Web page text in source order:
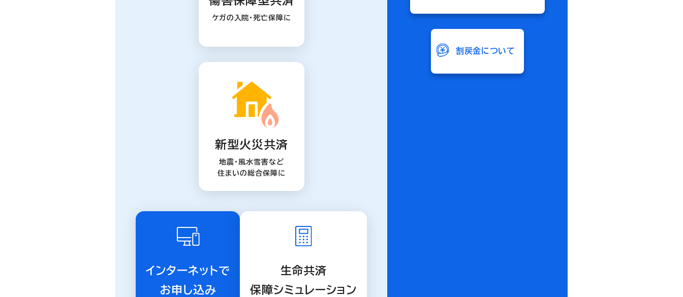
ケガの入院・死亡保障に
新型火災共済
地震・風水雪害など
住まいの総合保障に
インターネットで
お申し込み
生命共済
保障シミュレーション
割戻金について